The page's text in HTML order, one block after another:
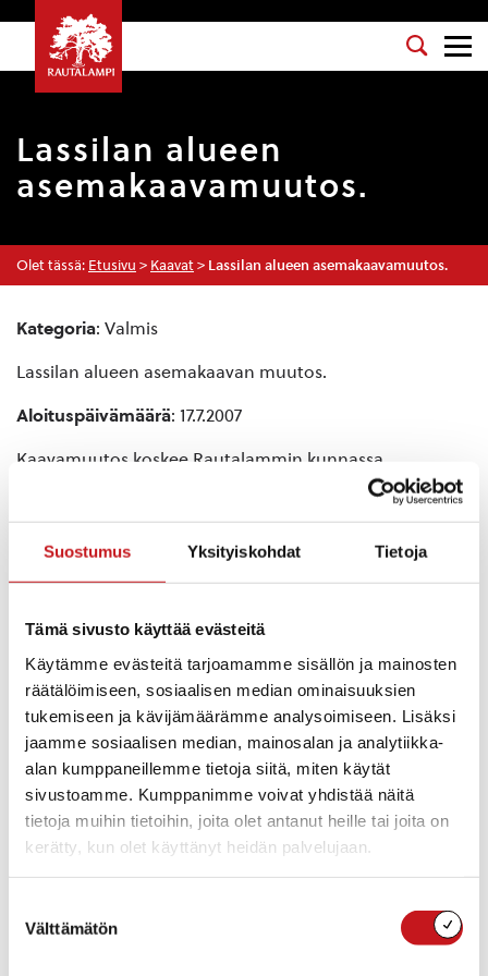
Suostumus Yksityiskohdat Tietoja
Tämä sivusto käyttää evästeitä
Käytämme evästeitä tarjoamamme sisällön ja mainosten
räätälöimiseen, sosiaalisen median ominaisuuksien
tukemiseen ja kävijämäärämme analysoimiseen. Lisäksi
jaamme sosiaalisen median, mainosalan ja analytiikka-
alan kumppaneillemme tietoja siitä, miten käytät
sivustoamme. Kumppanimme voivat yhdistää näitä
tietoja muihin tietoihin, joita olet antanut heille tai joita on
kerätty, kun olet käyttänyt heidän palvelujaan.
valinta
Välttämätön
Lassilan alueen
asemakaavamuutos.
Olet tässä: Etusivu > Kaavat > Lassilan alueen asemakaavamuutos.
Kategoria: Valmis
Lassilan alueen asemakaavan muutos.
Aloituspäivämäärä: 17.7.2007
Kaavamuutos koskee Rautalammin kunnassa,
kirkonkylän pohjoisosassa Lassilassa sijaitsevaa aluetta.
Asemakaavan muutos koskee korttelia 53 (osa) ja
maatalousaluetta. Alueelle on osoitettu
erillispientalojen korttelialueelle kahdeksan
asuinrakennuspaikkaa ja lähivirkistysalue.
Rakennuspaikoista kaksi on omarantaista.
Tunnus: Lassila
Yhteyshenkilöt:
Tekninen johtaja Tuure Savolainen. p. 0400-784570-
Käsittelyvaiheet:
Asemakaava on hyväksytty kunnanvaltuustossa
1.4.2008.
Päättymispäivämäärä : 1.4.2008
Hyväksyjä: Kunnanvaltuusto 1.4.2008 §23
Liitteet
nimio_lassila.pdf